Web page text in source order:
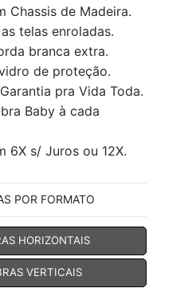
Chassis de Madeira.
telas enroladas.
branca extra.
de proteção.
pra Vida Toda.
Baby à cada
6X s/ Juros ou 12X.
POR FORMATO
HORIZONTAIS
VERTICAIS